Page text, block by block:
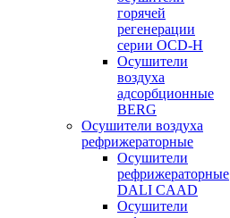
горячей
регенерации
серии OСD-H
Осушители
воздуха
адсорбционные
BERG
Осушители воздуха
рефрижераторные
Осушители
рефрижераторные
DALI CAAD
Осушители